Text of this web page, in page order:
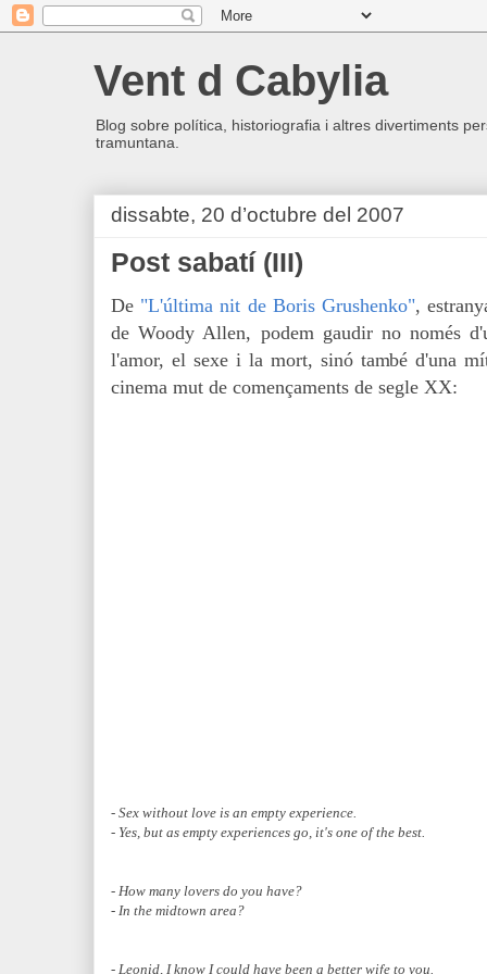
Vent d Cabylia
Blog sobre política, historiografia i altres divertiments
tramuntana.
dissabte, 20 d’octubre del 2007
Post sabatí (III)
De "L'última nit de Boris Grushenko",
de Woody Allen, podem gaudir no només
l'amor, el sexe i la mort, sinó també d'una
cinema mut de començaments de segle XX:
- Sex without love is an empty experience.
- Yes, but as empty experiences go, it's one of the best.
- How many lovers do you have?
- In the midtown area?
- Leonid, I know I could have been a better wife to you.